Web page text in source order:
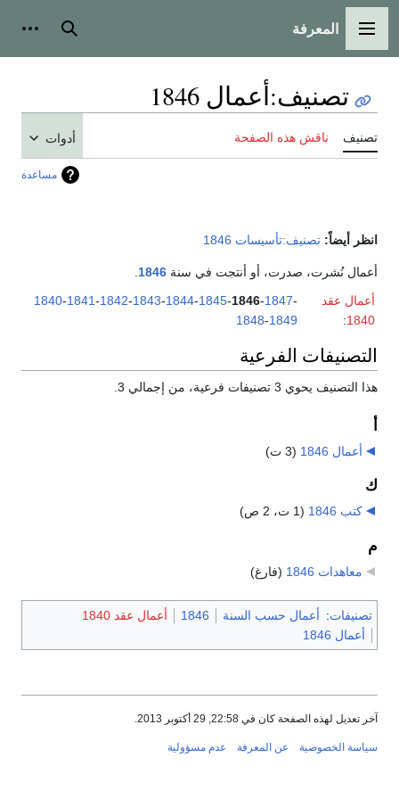
القائمة الرئيسية
المعرفة بحث
تصنيف:أعمال 1846
تصنيف ناقش هذه الصفحة أدوات
مساعدة
انظر أيضاً: تصنيف:تأسيسات 1846
أعمال نُشرت، صدرت، أو أنتجت في سنة 1846
أعمال عقد
1840
:
1840-1841-1842-1843-1844-1845-1846-1847-
1848-1849
التصنيفات الفرعية
هذا التصنيف يحوي 3 تصنيفات فرعية، من إجمالي 3.
أعمال 1846 (3 ت)
ك
كتب 1846 (1 ت، 2 ص)
م
معاهدات 1846 (فارغ)
تصنيفات: أعمال حسب السنة 1846
أعمال عقد 1840
أعمال 1846
آخر تعديل لهذه الصفحة كان في 22:58, 29 أكتوبر 2013.
سياسة الخصوصية عن المعرفة عدم مسؤولية